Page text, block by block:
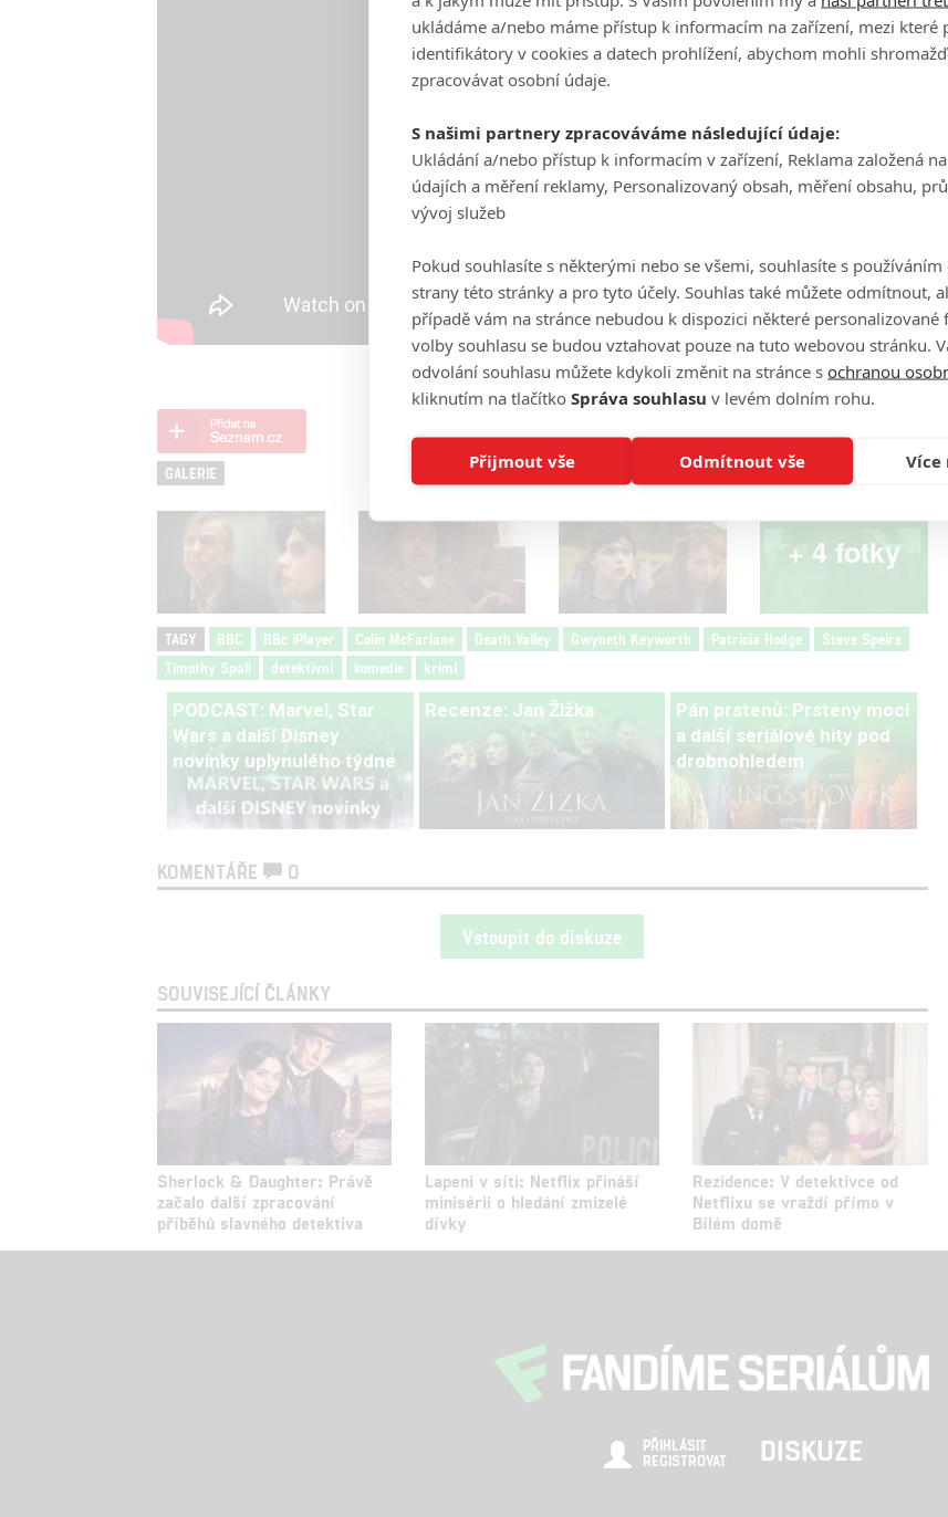
Zdroj:BBC
GALERIE
+ 4 fotky
TAGY BBC BBc iPlayer Colin McFarlane Death Valley Gwyneth Keyworth Patricia Hodge
Steve Speirs
Timothy Spall
detektivní komedie krimi
PODCAST: Marvel, Star
Wars a další Disney
novinky uplynulého týdne
Recenze: Jan Žižka
Pán prstenů: Prsteny moci
a další seriálové hity pod
drobnohledem
KOMENTÁŘE 0
Vstoupit do diskuze
SOUVISEJÍCÍ ČLÁNKY
Sherlock & Daughter: Právě
začalo další zpracování
příběhů slavného detektiva
Lapeni v síti: Netflix přináší
minisérii o hledání zmizelé
dívky
Rezidence: V detektivce od
Netflixu se vraždí přímo v
Bílém domě
PŘIHLÁSIT
REGISTROVAT
DISKUZE
ukládáme a/nebo máme přístup k informacím na zařízení, mezi které
identifikátory v cookies a datech prohlížení, abychom mohli
zpracovávat osobní údaje.
S našimi partnery zpracováváme následující údaje:
Ukládání a/nebo přístup k informacím v zařízení, Reklama založená
údajích a měření reklamy, Personalizovaný obsah, měření obsahu,
vývoj služeb
Pokud souhlasíte s některými nebo se všemi, souhlasíte s používáním
strany této stránky a pro tyto účely. Souhlas také můžete odmítnout,
případě vám na stránce nebudou k dispozici některé personalizované
volby souhlasu se budou vztahovat pouze na tuto webovou stránku.
odvolání souhlasu můžete kdykoli změnit na stránce s ochranou
kliknutím na tlačítko Správa souhlasu v levém dolním rohu.
Přijmout vše Odmítnout vše Více